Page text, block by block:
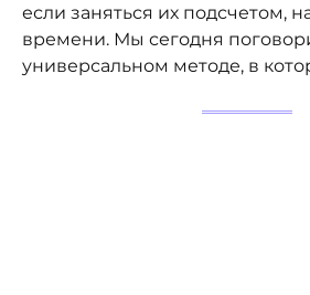
если заняться их подсчетом,
времени. Мы сегодня
универсальном методе, в